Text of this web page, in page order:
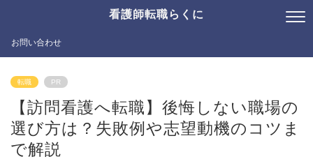
看護師転職らくに
お問い合わせ
転職 PR
【訪問看護へ転職】後悔しない職場の
選び方は？失敗例や志望動機のコツま
で解説